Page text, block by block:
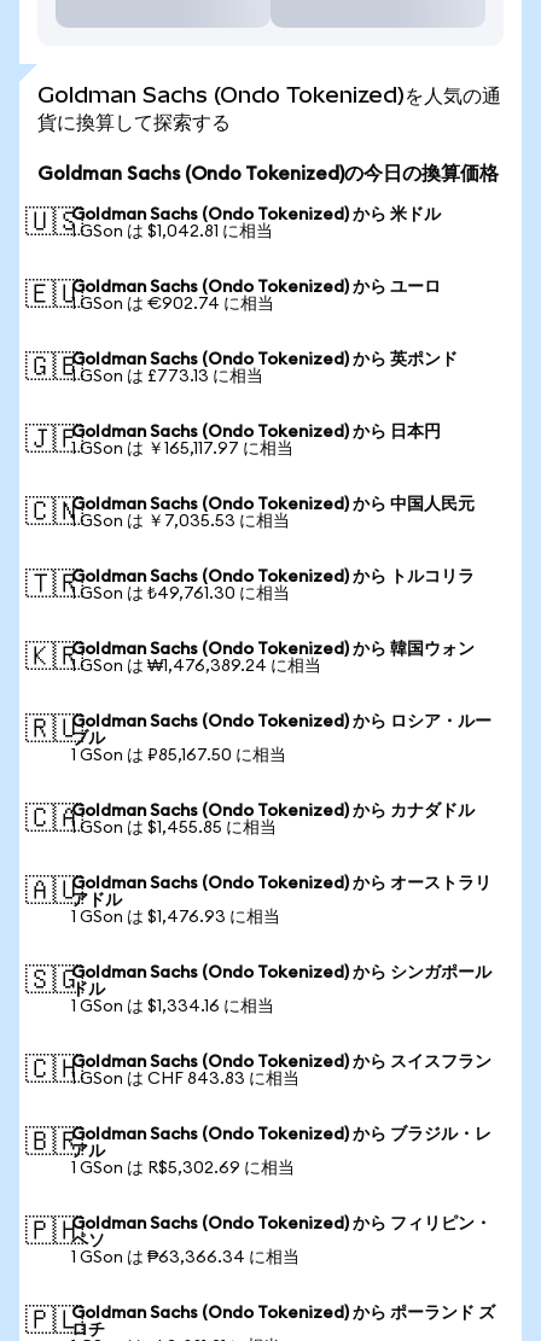
Goldman Sachs (Ondo Tokenized)を人気の通
貨に換算して探索する
Goldman Sachs (Ondo Tokenized)の今日の換算価格
🇺🇸Goldman Sachs (Ondo Tokenized) から 米ドル
1 GSon は $1,042.81 に相当
🇪🇺Goldman Sachs (Ondo Tokenized) から ユーロ
1 GSon は €902.74 に相当
🇬🇧Goldman Sachs (Ondo Tokenized) から 英ポンド
1 GSon は £773.13 に相当
🇯🇵Goldman Sachs (Ondo Tokenized) から 日本円
1 GSon は ￥165,117.97 に相当
🇨🇳Goldman Sachs (Ondo Tokenized) から 中国人民元
1 GSon は ￥7,035.53 に相当
🇹🇷Goldman Sachs (Ondo Tokenized) から トルコリラ
1 GSon は ₺49,761.30 に相当
🇰🇷Goldman Sachs (Ondo Tokenized) から 韓国ウォン
1 GSon は ₩1,476,389.24 に相当
🇷🇺Goldman Sachs (Ondo Tokenized) から ロシア・ルー
ブル
1 GSon は ₽85,167.50 に相当
🇨🇦Goldman Sachs (Ondo Tokenized) から カナダドル
1 GSon は $1,455.85 に相当
🇦🇺Goldman Sachs (Ondo Tokenized) から オーストラリ
アドル
1 GSon は $1,476.93 に相当
🇸🇬Goldman Sachs (Ondo Tokenized) から シンガポール
ドル
1 GSon は $1,334.16 に相当
🇨🇭Goldman Sachs (Ondo Tokenized) から スイスフラン
1 GSon は CHF 843.83 に相当
🇧🇷Goldman Sachs (Ondo Tokenized) から ブラジル・レ
アル
1 GSon は R$5,302.69 に相当
🇵🇭Goldman Sachs (Ondo Tokenized) から フィリピン・
ペソ
1 GSon は ₱63,366.34 に相当
🇵🇱Goldman Sachs (Ondo Tokenized) から ポーランド ズ
ロチ